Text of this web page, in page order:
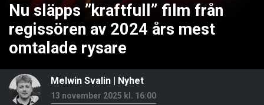
Nu släpps ”kraftfull” film från
regissören av 2024 års mest
omtalade rysare
Melwin Svalin | Nyhet
13 november 2025 kl. 16:00